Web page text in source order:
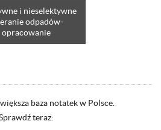
i nieselektywne
odpadów-
opracowanie
baza notatek w Polsce.
teraz: